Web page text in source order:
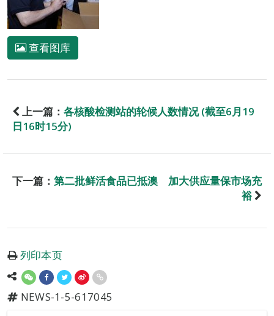
查看图库
上一篇： 各核酸检测站的轮候人数情况 (截至6月19
日16时15分)
下一篇： 第二批鲜活食品已抵澳 加大供应量保市场充
裕
列印本页
NEWS-1-5-617045